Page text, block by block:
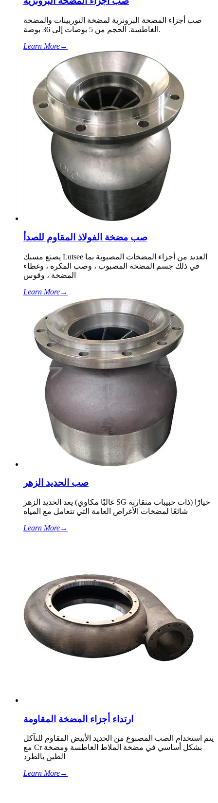
صب أجزاء المضخة البرونزية لمضخة التوربينات والمضخة
الغاطسة. الحجم من 5 بوصات إلى 36 بوصة.
Learn More→
صب مضخة الفولاذ المقاوم للصدأ
يصنع مسبك Lutsee العديد من أجزاء المضخات المصبوبة بما
في ذلك جسم المضخة المصبوب ، وصب المكره ، وغطاء
المضخة ، وقوس
Learn More→
صب الحديد الزهر
يعد الحديد الزهر (غالبًا مكاوي SG ذات حبيبات متقاربة) خيارًا
شائعًا لمضخات الأغراض العامة التي تتعامل مع المياه
Learn More→
ارتداء أجزاء المضخة المقاومة
يتم استخدام الصب المصنوع من الحديد الأبيض المقاوم للتآكل
مع Cr بشكل أساسي في مضخة الملاط الغاطسة ومضخة
الطين بالطرد
Learn More→